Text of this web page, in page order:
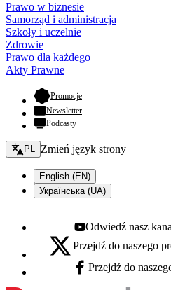
Prawo w biznesie
Samorząd i administracja
Szkoły i uczelnie
Zdrowie
Prawo dla każdego
Akty Prawne
Promocje- otwiera się w nowej karcie
Newsletter
Podcasty
Zmień język - bieżący:
PL Zmień język strony
English (EN)
Українська (UA)
Youtube - otwiera się w
Odwiedź nasz
X - otwiera się w nowej karcie
Przejdź do naszego
Facebook - otwiera się w
Przejdź do